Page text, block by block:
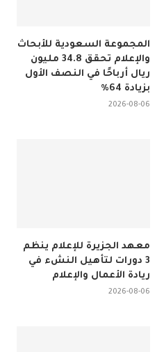
المجموعة السعودية للأبحاث
والإعلام تحقق 34.8 مليون
ريال أرباحًا في النصف الأول
بزيادة 64%
2026-08-06
معهد الجزيرة للإعلام ينظم
3 دورات لتأهيل النشء في
ريادة الأعمال والإعلام
2026-08-06